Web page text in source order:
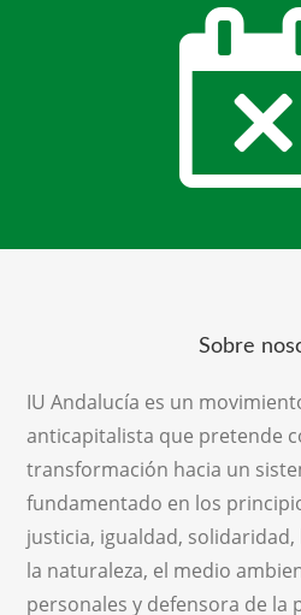
Sobre
IU Andalucía es un
anticapitalista que pretende
transformación hacia un
fundamentado en los
justicia, igualdad,
la naturaleza, el medio
personales y defensora de la